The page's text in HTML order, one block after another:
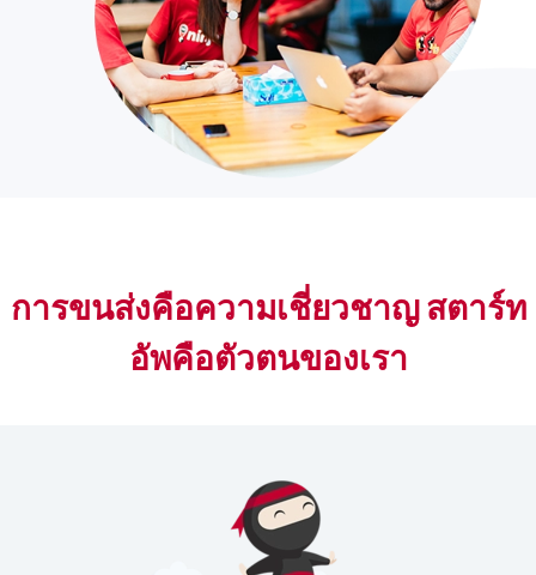
การขนส่งคือความเชี่ยวชาญ สตาร์ท
อัพคือตัวตนของเรา